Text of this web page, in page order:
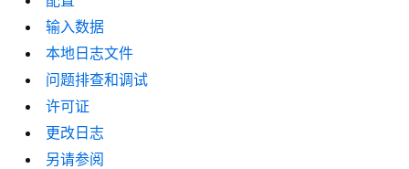
输入数据
本地日志文件
问题排查和调试
许可证
更改日志
另请参阅